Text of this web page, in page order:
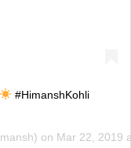
#HimanshKohli
on Mar 22, 2019